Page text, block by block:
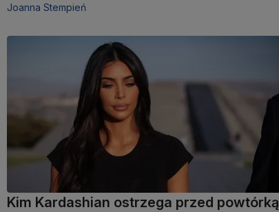
Joanna Stempień
Kim Kardashian ostrzega przed powtórką